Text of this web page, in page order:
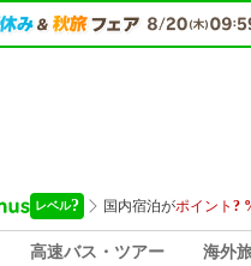
高速バス・ツアー 海外